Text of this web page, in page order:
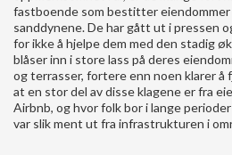
fastboende som bestitter
sanddynene. De har gått ut i pressen
for ikke å hjelpe dem med den stadig
blåser inn i store lass på deres
og terrasser, fortere enn noen klarer å
at en stor del av disse klagene er fra
Airbnb, og hvor folk bor i lange
var slik ment ut fra infrastrukturen i